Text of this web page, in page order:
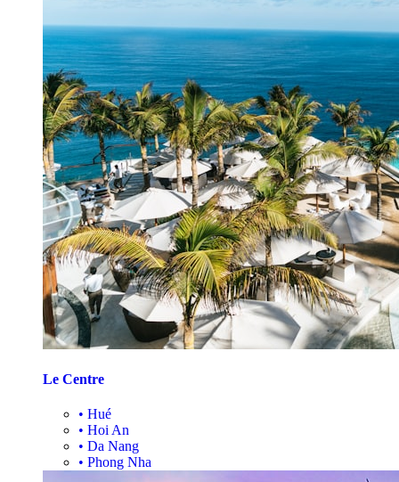
Le Centre
• Hué
• Hoi An
• Da Nang
• Phong Nha